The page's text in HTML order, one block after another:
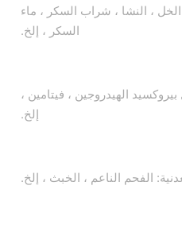
، الخل ، النشا ، شراب السكر ، ماء
السكر ، إلخ.
الهيدروجين ، فيتامين ،
إلخ.